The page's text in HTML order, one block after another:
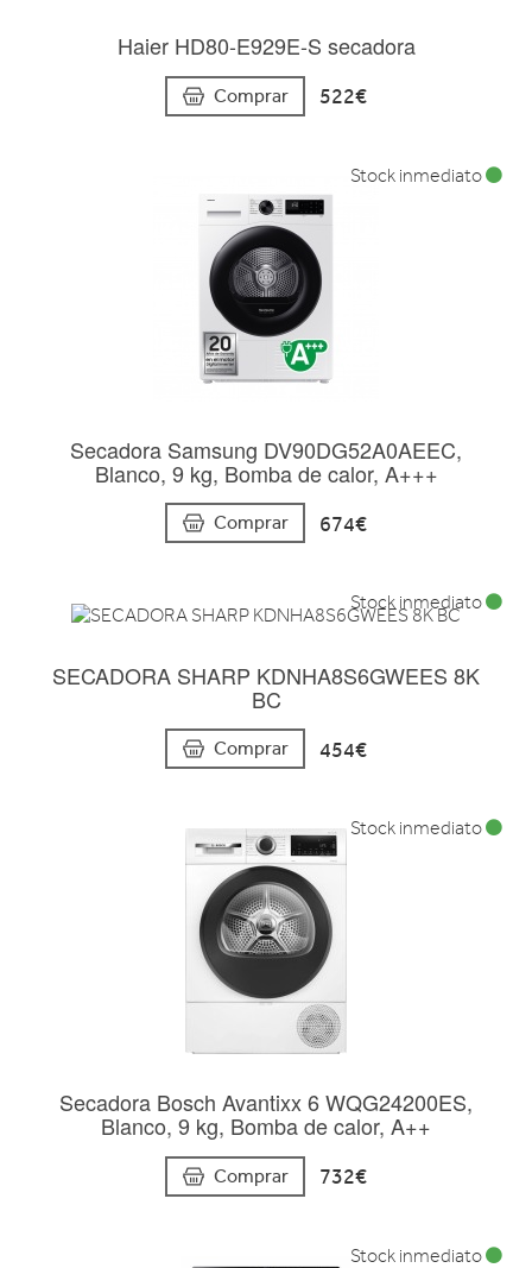
Haier HD80-E929E-S secadora
Comprar 522€
Secadora Samsung DV90DG52A0AEEC,
Blanco, 9 kg, Bomba de calor, A+++
Comprar 674€
Stock inmediato
SECADORA SHARP KDNHA8S6GWEES 8K
BC
Comprar 454€
Stock inmediato
Secadora Bosch Avantixx 6 WQG24200ES,
Blanco, 9 kg, Bomba de calor, A++
Comprar 732€
Stock inmediato
Stock inmediato